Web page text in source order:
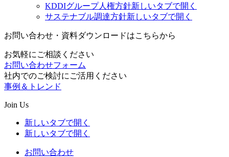
KDDIグループ人権方針新しいタブで開く
サステナブル調達方針新しいタブで開く
お問い合わせ・資料ダウンロードはこちらから
お気軽にご相談ください
お問い合わせフォーム
社内でのご検討にご活用ください
事例＆トレンド
Join Us
新しいタブで開く
新しいタブで開く
お問い合わせ